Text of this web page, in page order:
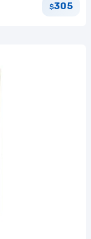
$305